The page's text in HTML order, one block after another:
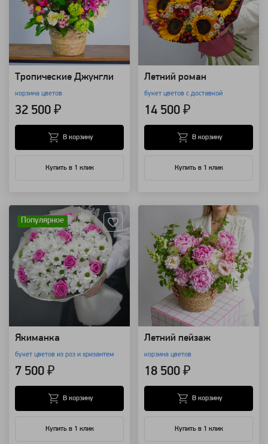
Тропические Джунгли
корзина цветов
32 500 ₽
Купить в 1 клик
В корзину
Летний роман
букет цветов с доставкой
14 500 ₽
Купить в 1 клик
В корзину
Популярное
Якиманка
букет цветов из роз и хризантем
7 500 ₽
Купить в 1 клик
В корзину
Летний пейзаж
корзина цветов
18 500 ₽
Купить в 1 клик
В корзину